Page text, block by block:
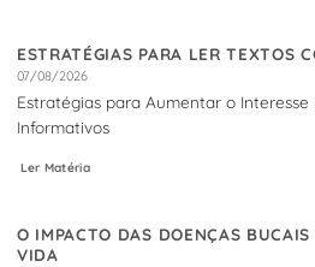
ESTRATÉGIAS PARA LER TEXTOS
07/08/2026
Estratégias para Aumentar o
Informativos
Ler Matéria
O IMPACTO DAS DOENÇAS
VIDA